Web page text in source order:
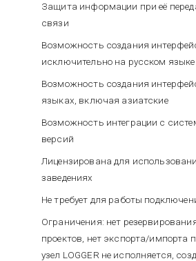
Защита информации при её
связи
Возможность создания
исключительно на русском языке
Возможность создания
языках, включая азиатские
Возможность интеграции с
версий
Лицензирована для
заведениях
Не требует для работы
Ограничения: нет
проектов, нет экспорта/импорта
узел LOGGER не исполняется,